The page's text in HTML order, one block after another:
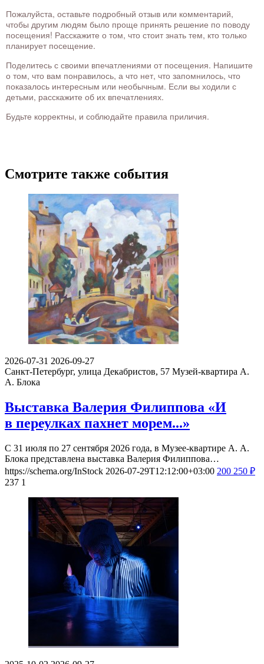
Пожалуйста, оставьте подробный отзыв или комментарий,
чтобы другим людям было проще принять решение по поводу
посещения! Расскажите о том, что стоит знать тем, кто только
планирует посещение.
Поделитесь с своими впечатлениями от посещения. Напишите
о том, что вам понравилось, а что нет, что запомнилось, что
показалось интересным или необычным. Если вы ходили с
детьми, расскажите об их впечатлениях.
Будьте корректны, и соблюдайте правила приличия.
Смотрите также события
2026-07-31 2026-09-27
Санкт-Петербург, улица Декабристов, 57 Музей-квартира А.
А. Блока
Выставка Валерия Филиппова «И
в переулках пахнет морем...»
С 31 июля по 27 сентября 2026 года, в Музее-квартире А. А.
Блока представлена выставка Валерия Филиппова…
https://schema.org/InStock 2026-07-29T12:12:00+03:00 200 250 ₽
237 1